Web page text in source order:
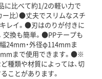
に比べて約1/2の軽い力で
ー比）●丈夫でスリムなスチ
レイ。●刃はのりが付きに
交換も簡単。●PPテープも
24mm・外径φ114mmま
まで使用できます。●※
種類や材質によっては、切
ことがあります。